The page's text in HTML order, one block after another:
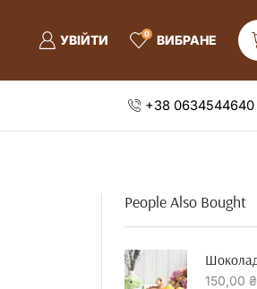
УВІЙТИ 0 ВИБРАНЕ
+38 0634544640
People Also Bought
150,00 ₴